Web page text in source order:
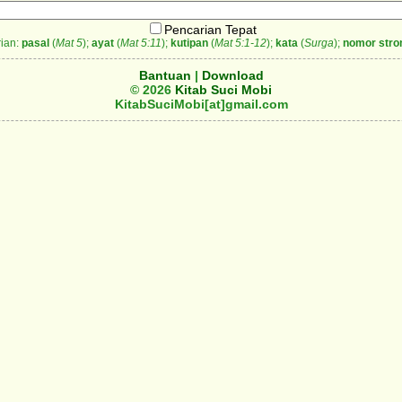
Pencarian Tepat
pasal(Mat 5); ayat(Mat 5:11); kutipan(Mat 5:1-12); kata (Surga); nomor
Bantuan | Download
© 2026 Kitab Suci Mobi
KitabSuciMobi[at]gmail.com